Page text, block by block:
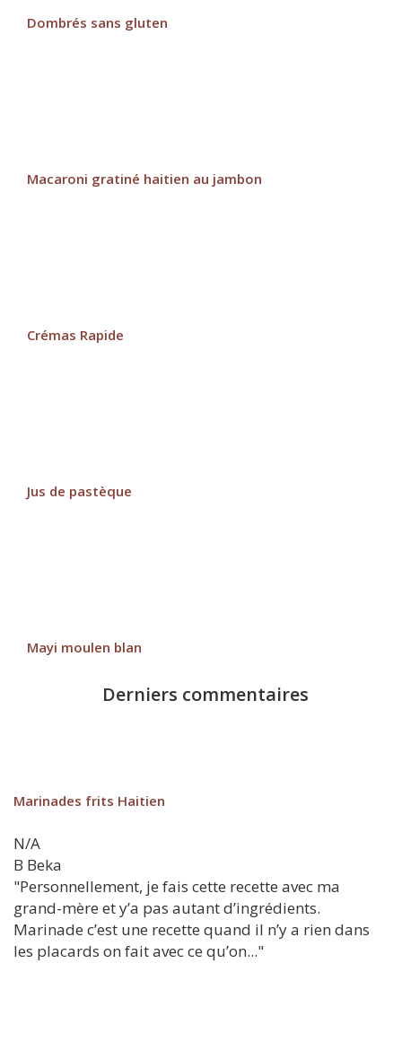
Dombrés sans gluten
Macaroni gratiné haitien au jambon
Crémas Rapide
Jus de pastèque
Mayi moulen blan
Derniers commentaires
Marinades frits Haitien
N/A
B Beka
"Personnellement, je fais cette recette avec ma
grand-mère et y’a pas autant d’ingrédients.
Marinade c’est une recette quand il n’y a rien dans
les placards on fait avec ce qu’on..."